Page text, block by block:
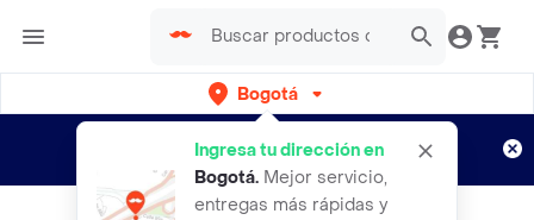
Bogotá
Ingresa tu dirección en
Bogotá. Mejor servicio,
entregas más rápidas y
envíos gratis por semanas
Aplican TyC